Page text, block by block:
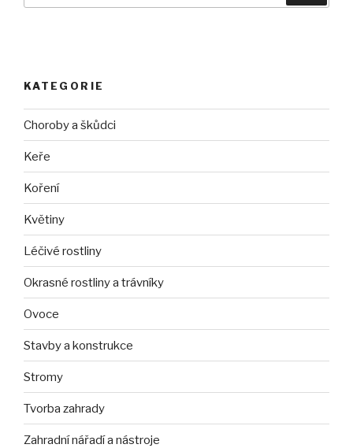
KATEGORIE
Choroby a škůdci
Keře
Koření
Květiny
Léčivé rostliny
Okrasné rostliny a trávníky
Ovoce
Stavby a konstrukce
Stromy
Tvorba zahrady
Zahradní nářadí a nástroje